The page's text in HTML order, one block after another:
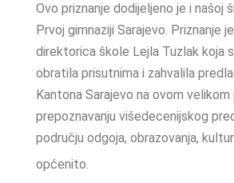
Ovo priznanje dodijeljeno je i našoj
Prvoj gimnaziji Sarajevo. Priznanje
direktorica škole Lejla Tuzlak koja
obratila prisutnima i zahvalila
Kantona Sarajevo na ovom velikom
prepoznavanju višedecenijskog
području odgoja, obrazovanja,
općenito.